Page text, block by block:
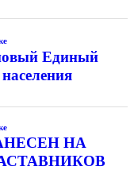
Единый
НА